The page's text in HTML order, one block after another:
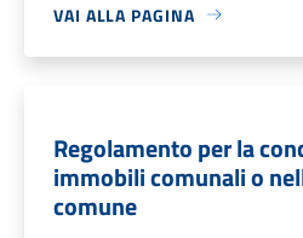
VAI ALLA PAGINA
Regolamento per la
immobili comunali o
comune